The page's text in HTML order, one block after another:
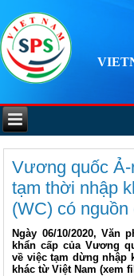
Vương quốc
tạm thời nhập
(WC) có
Ngày 06/10/2020, Văn
khẩn cấp của Vương
về việc tạm dừng nhập
khác từ Việt Nam (xem